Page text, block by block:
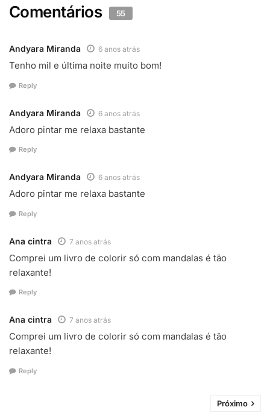
Comentários 55
Andyara Miranda 6 anos atrás
Tenho mil e última noite muito bom!
Reply
Andyara Miranda 6 anos atrás
Adoro pintar me relaxa bastante
Reply
Andyara Miranda 6 anos atrás
Adoro pintar me relaxa bastante
Reply
Ana cintra 7 anos atrás
Comprei um livro de colorir só com mandalas é tão
relaxante!
Reply
Ana cintra 7 anos atrás
Comprei um livro de colorir só com mandalas é tão
relaxante!
Reply
Próximo